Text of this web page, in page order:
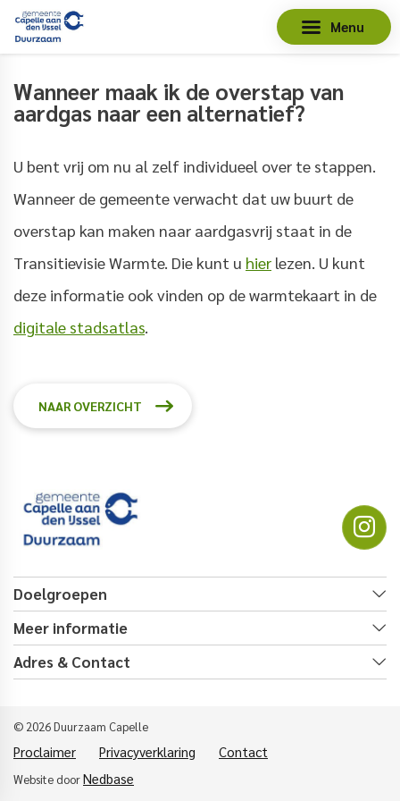
Menu
Wanneer maak ik de overstap van
aardgas naar een alternatief?
U bent vrij om nu al zelf individueel over te stappen.
Wanneer de gemeente verwacht dat uw buurt de
overstap kan maken naar aardgasvrij staat in de
Transitievisie Warmte. Die kunt u hier lezen. U kunt
deze informatie ook vinden op de warmtekaart in de
digitale stadsatlas.
NAAR OVERZICHT
Doelgroepen
Meer informatie
Adres & Contact
© 2026 Duurzaam Capelle
Proclaimer Privacyverklaring Contact
Website doorNedbase